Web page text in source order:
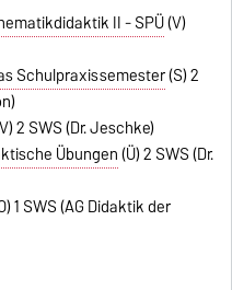
II - SPÜ(V)
Schulpraxissemester(S) 2
2 SWS (Dr. Jeschke)
Übungen(Ü) 2 SWS (Dr.
1 SWS (AG Didaktik der